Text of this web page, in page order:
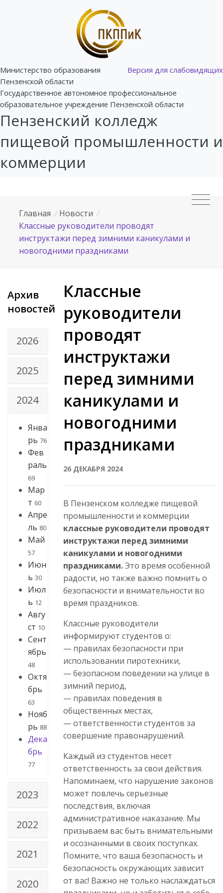
Версия для слабовидящих
Министерство образования
Пензенской области
Государственное автономное профессиональное
образовательное учреждение Пензенской области
Пензенский колледж
пищевой промышленности и
коммерции
Главная / Новости /
Классные руководители проводят
инструктажи перед зимними каникулами и
новогодними праздниками
Архив
новостей
2026
2025
2024
Янва
рь 76
Фев
раль
69
Мар
т 60
Апре
ль 80
Май
57
Июн
ь 30
Июл
ь 12
Авгу
ст 10
Сент
ябрь
48
Октя
брь
63
Нояб
рь 88
Дека
брь
77
2023
2022
2021
2020
Классные
руководители
проводят
инструктажи
перед зимними
каникулами и
новогодними
праздниками
26 ДЕКАБРЯ 2024
В Пензенском колледже пищевой
промышленности и коммерции
классные руководители проводят
инструктажи перед зимними
каникулами и новогодними
праздниками.Это время особенной
радости, но также важно помнить о
безопасности и внимательности во
время праздников.
Классные руководители
информируют студентов о:
— правилах безопасности при
использовании пиротехники,
— безопасном поведении на улице в
зимний период,
— правилах поведения в
общественных местах,
— ответственности студентов за
совершение правонарушений.
Каждый из студентов несет
ответственность за свои действия.
Напоминаем, что нарушение законов
может повлечь серьезные
последствия, включая
административное наказание. Мы
призываем вас быть внимательными
и осознанными в своих поступках.
Помните, что ваша безопасность и
безопасность окружающих зависит
от вас! Важно не только наслаждаться